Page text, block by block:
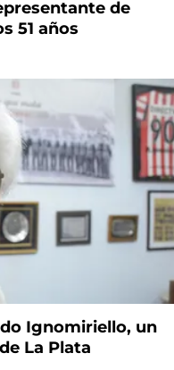
de
51 años
Ignomiriello, un
La Plata